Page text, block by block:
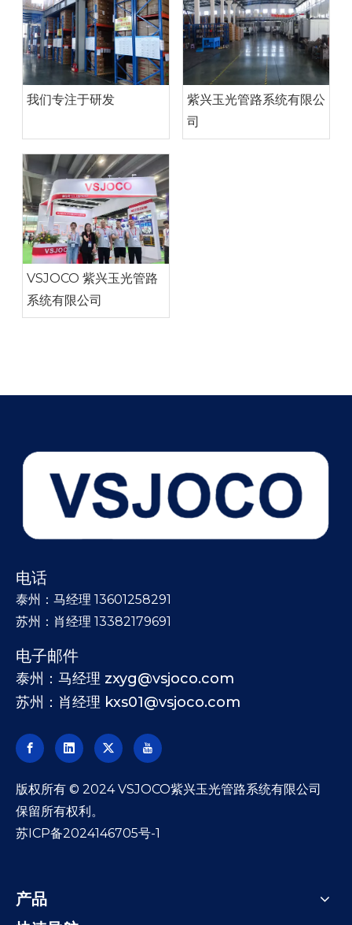
我们专注于研发
紫兴玉光管路系统有限公
司
VSJOCO 紫兴玉光管路
系统有限公司
电话
泰州：马经理 13601258291
苏州：肖经理 13382179691
电子邮件
泰州：马经理 zxyg@vsjoco.com
苏州：肖经理 kxs01@vsjoco.com
​版权所有 © 2024 VSJOCO紫兴玉光管路系统有限公司
保留所有权利。
苏ICP备2024146705号-1
产品